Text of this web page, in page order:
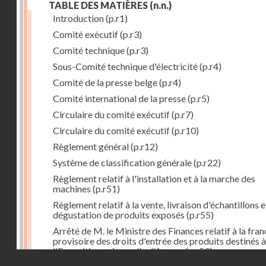
TABLE DES MATIÈRES (n.n.)
Introduction(p.r1)
Comité exécutif(p.r3)
Comité technique(p.r3)
Sous-Comité technique d'électricité(p.r4)
Comité de la presse belge(p.r4)
Comité international de la presse(p.r5)
Circulaire du comité exécutif(p.r7)
Circulaire du comité exécutif(p.r10)
Règlement général(p.r12)
Système de classification générale(p.r22)
Règlement relatif à l'installation et à la marche des
machines (p.r51)
Règlement relatif à la vente, livraison d'échantillons
dégustation de produits exposés (p.r55)
Arrêté de M. le Ministre des Finances relatif à la
provisoire des droits d'entrée des produits destinés à
l'Exposition universelle d'Anvers(p.r59)